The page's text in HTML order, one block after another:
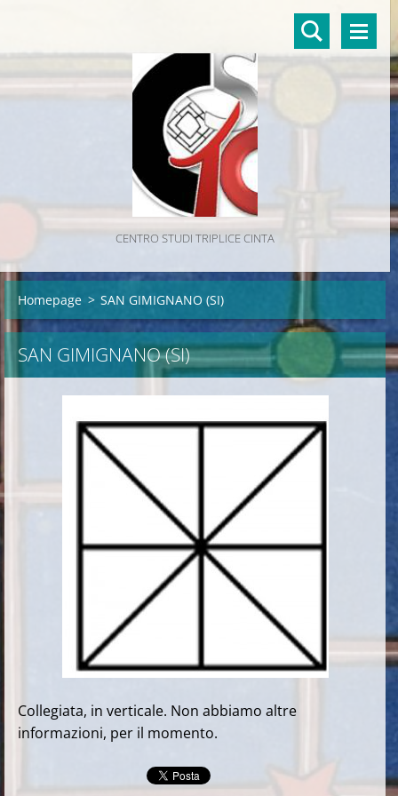
CENTRO STUDI TRIPLICE CINTA
Homepage > SAN GIMIGNANO (SI)
SAN GIMIGNANO (SI)
Collegiata, in verticale. Non abbiamo altre
informazioni, per il momento.